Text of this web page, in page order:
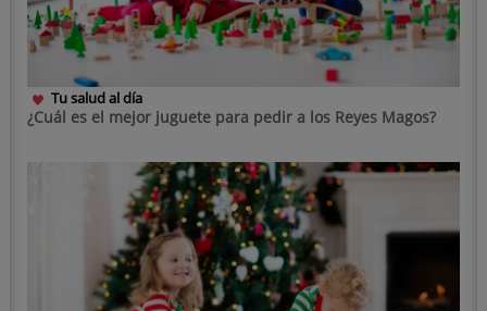
Tu salud al día
¿Cuál es el mejor juguete para pedir a los Reyes Magos?